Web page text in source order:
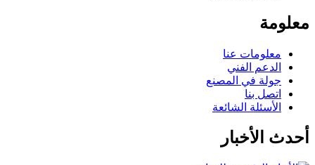
معلومة
معلومات عنا
الدعم الفني
جولة في المصنع
اتصل بنا
الأسئلة الشائعة
أحدث الأخبار